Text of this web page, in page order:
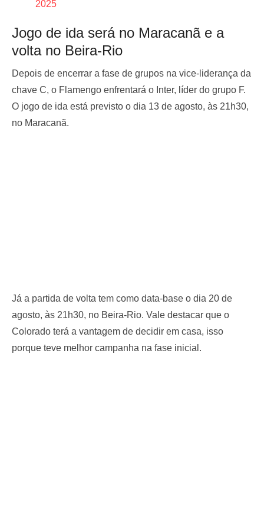
2025
Jogo de ida será no Maracanã e a
volta no Beira-Rio
Depois de encerrar a fase de grupos na vice-liderança da
chave C, o Flamengo enfrentará o Inter, líder do grupo F.
O jogo de ida está previsto o dia 13 de agosto, às 21h30,
no Maracanã.
Já a partida de volta tem como data-base o dia 20 de
agosto, às 21h30, no Beira-Rio. Vale destacar que o
Colorado terá a vantagem de decidir em casa, isso
porque teve melhor campanha na fase inicial.